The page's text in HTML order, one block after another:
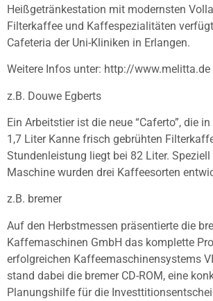
Heißgetränkestation mit modernsten
Filterkaffee und Kaffespezialitäten
Cafeteria der Uni-Kliniken in Erlangen.
Weitere Infos unter: http://www.melitta.de
z.B. Douwe Egberts
Ein Arbeitstier ist die neue “Caferto”, die
1,7 Liter Kanne frisch gebrühten
Stundenleistung liegt bei 82 Liter.
Maschine wurden drei Kaffeesorten
z.B. bremer
Auf den Herbstmessen präsentierte die
Kaffemaschinen GmbH das komplette
erfolgreichen Kaffeemaschinensystems
stand dabei die bremer CD-ROM, eine
Planungshilfe für die